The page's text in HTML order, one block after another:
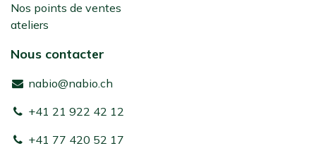
Nos points de ventes
ateliers
Nous contacter
nabio@nabio.ch
+41 21 922 42 12
+41 77 420 52 17